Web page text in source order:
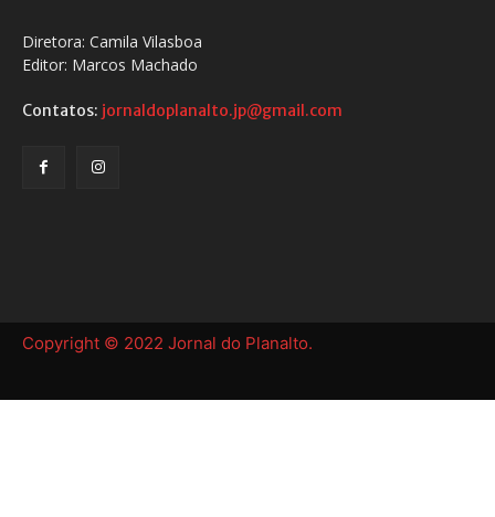
Diretora: Camila Vilasboa
Editor: Marcos Machado
Contatos: jornaldoplanalto.jp@gmail.com
Copyright © 2022 Jornal do Planalto.